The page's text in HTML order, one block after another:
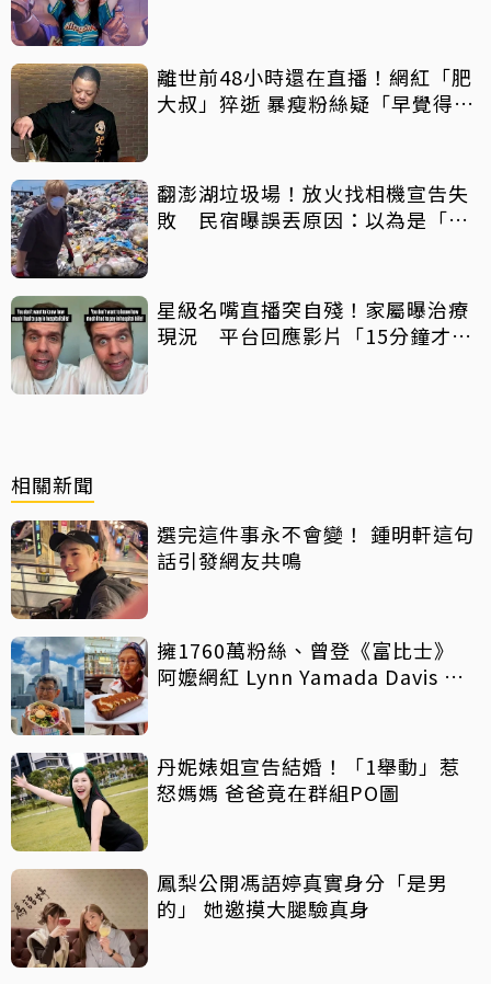
離世前48小時還在直播！網紅「肥
大叔」猝逝 暴瘦粉絲疑「早覺得不
翻澎湖垃圾場！放火找相機宣告失
敗 民宿曝誤丟原因：以為是「按
星級名嘴直播突自殘！家屬曝治療
現況 平台回應影片「15分鐘才下
相關新聞
選完這件事永不會變！ 鍾明軒這句
話引發網友共鳴
擁1760萬粉絲、曾登《富比士》
阿嬤網紅 Lynn Yamada Davis 驚
丹妮婊姐宣告結婚！「1舉動」惹
怒媽媽 爸爸竟在群組PO圖
鳳梨公開馮語婷真實身分「是男
的」 她邀摸大腿驗真身